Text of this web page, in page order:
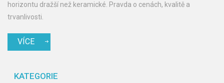
horizontu dražší než keramické. Pravda o cenách, kvalitě a
trvanlivosti.
VÍCE
KATEGORIE